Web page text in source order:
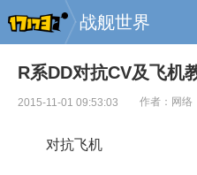
战舰世界
R系DD对抗CV及飞机
2015-11-01 09:53:03 作者：网络
对抗飞机